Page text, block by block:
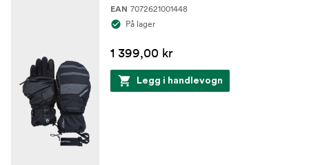
EAN 7072621001448
På lager
1 399,00 kr
Legg i handlevogn